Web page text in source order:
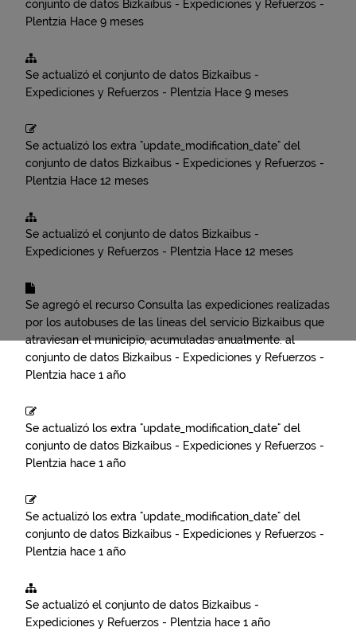
conjunto de datos Bizkaibus - Expediciones y Refuerzos -
Plentzia Hace 9 meses
Se actualizó el conjunto de datos Bizkaibus -
Expediciones y Refuerzos - Plentzia Hace 9 meses
Se actualizó los extra "update_modification_date" del
conjunto de datos Bizkaibus - Expediciones y Refuerzos -
Plentzia Hace 12 meses
Se actualizó el conjunto de datos Bizkaibus -
Expediciones y Refuerzos - Plentzia Hace 12 meses
Se agregó el recurso Consulta las expediciones realizadas
por los autobuses de las líneas del servicio Bizkaibus que
atraviesan el municipio, acumuladas anualmente.al
conjunto de datos Bizkaibus - Expediciones y Refuerzos -
Plentzia hace 1 año
Se actualizó los extra "update_modification_date" del
conjunto de datos Bizkaibus - Expediciones y Refuerzos -
Plentzia hace 1 año
Se actualizó los extra "update_modification_date" del
conjunto de datos Bizkaibus - Expediciones y Refuerzos -
Plentzia hace 1 año
Se actualizó el conjunto de datos Bizkaibus -
Expediciones y Refuerzos - Plentzia hace 1 año